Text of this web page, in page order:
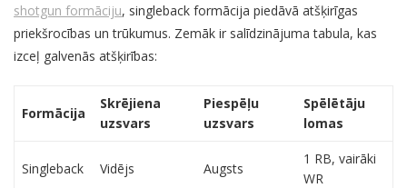
shotgun formāciju, singleback formācija piedāvā atšķirīgas
priekšrocības un trūkumus. Zemāk ir salīdzinājuma tabula, kas
izceļ galvenās atšķirības:
Formācija
Skrējiena
uzsvars
Piespēļu
uzsvars
Spēlētāju
lomas
Singleback Vidējs Augsts
1 RB, vairāki
WR